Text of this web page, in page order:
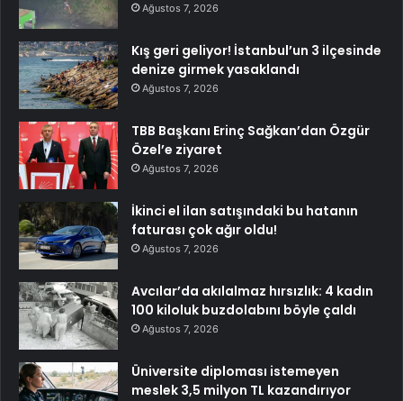
Ağustos 7, 2026
Kış geri geliyor! İstanbul’un 3 ilçesinde
denize girmek yasaklandı
Ağustos 7, 2026
TBB Başkanı Erinç Sağkan’dan Özgür
Özel’e ziyaret
Ağustos 7, 2026
İkinci el ilan satışındaki bu hatanın
faturası çok ağır oldu!
Ağustos 7, 2026
Avcılar’da akılalmaz hırsızlık: 4 kadın
100 kiloluk buzdolabını böyle çaldı
Ağustos 7, 2026
Üniversite diploması istemeyen
meslek 3,5 milyon TL kazandırıyor